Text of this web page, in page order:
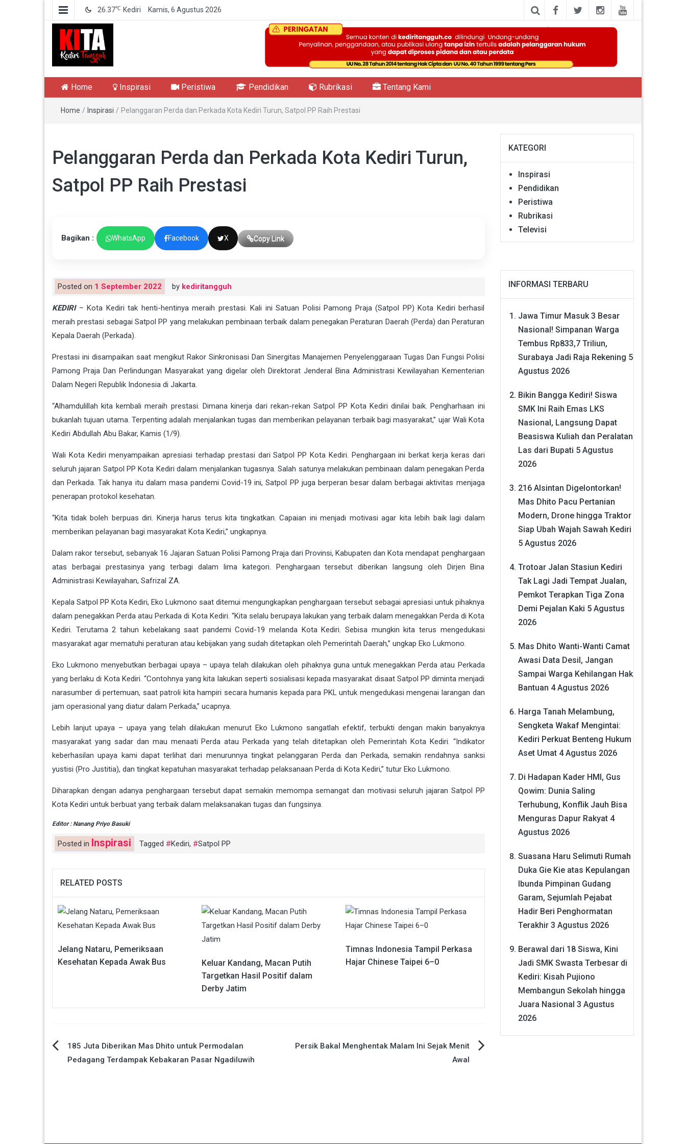
26.37℃ Kediri Kamis, 6 Agustus 2026
Kediri Tangguh
Home Inspirasi Peristiwa Pendidikan Rubrikasi Tentang Kami
Home / Inspirasi / Pelanggaran Perda dan Perkada Kota Kediri Turun, Satpol PP Raih Prestasi
Pelanggaran Perda dan Perkada Kota Kediri Turun,
Satpol PP Raih Prestasi
Bagikan : WhatsApp Facebook X Copy Link
Posted on 1 September 2022 by kediritangguh
KEDIRI– Kota Kediri tak henti-hentinya meraih prestasi. Kali ini Satuan Polisi Pamong Praja (Satpol PP) Kota Kediri berhasil
meraih prestasi sebagai Satpol PP yang melakukan pembinaan terbaik dalam penegakan Peraturan Daerah (Perda) dan Peraturan
Kepala Daerah (Perkada).
Prestasi ini disampaikan saat mengikut Rakor Sinkronisasi Dan Sinergitas Manajemen Penyelenggaraan Tugas Dan Fungsi Polisi
Pamong Praja Dan Perlindungan Masyarakat yang digelar oleh Direktorat Jenderal Bina Administrasi Kewilayahan Kementerian
Dalam Negeri Republik Indonesia di Jakarta.
“Alhamdulillah kita kembali meraih prestasi. Dimana kinerja dari rekan-rekan Satpol PP Kota Kediri dinilai baik. Pengharhaan ini
bukanlah tujuan utama. Terpenting adalah menjalankan tugas dan memberikan pelayanan terbaik bagi masyarakat,” ujar Wali Kota
Kediri Abdullah Abu Bakar, Kamis (1/9).
Wali Kota Kediri menyampaikan apresiasi terhadap prestasi dari Satpol PP Kota Kediri. Penghargaan ini berkat kerja keras dari
seluruh jajaran Satpol PP Kota Kediri dalam menjalankan tugasnya. Salah satunya melakukan pembinaan dalam penegakan Perda
dan Perkada. Tak hanya itu dalam masa pandemi Covid-19 ini, Satpol PP juga berperan besar dalam berbagai aktivitas menjaga
penerapan protokol kesehatan.
“Kita tidak boleh berpuas diri. Kinerja harus terus kita tingkatkan. Capaian ini menjadi motivasi agar kita lebih baik lagi dalam
memberikan pelayanan bagi masyarakat Kota Kediri,” ungkapnya.
Dalam rakor tersebut, sebanyak 16 Jajaran Satuan Polisi Pamong Praja dari Provinsi, Kabupaten dan Kota mendapat penghargaan
atas berbagai prestasinya yang terbagi dalam lima kategori. Penghargaan tersebut diberikan langsung oleh Dirjen Bina
Administrasi Kewilayahan, Safrizal ZA.
Kepala Satpol PP Kota Kediri, Eko Lukmono saat ditemui mengungkapkan penghargaan tersebut sebagai apresiasi untuk pihaknya
dalam penegakkan Perda atau Perkada di Kota Kediri. “Kita selalu berupaya lakukan yang terbaik dalam menegakkan Perda di Kota
Kediri. Terutama 2 tahun kebelakang saat pandemi Covid-19 melanda Kota Kediri. Sebisa mungkin kita terus mengedukasi
masyarakat agar mematuhi peraturan atau kebijakan yang sudah ditetapkan oleh Pemerintah Daerah,” ungkap Eko Lukmono.
Eko Lukmono menyebutkan berbagai upaya – upaya telah dilakukan oleh pihaknya guna untuk menegakkan Perda atau Perkada
yang berlaku di Kota Kediri. “Contohnya yang kita lakukan seperti sosialisasi kepada masyarakat disaat Satpol PP diminta menjadi
narasumber di pertemuan, saat patroli kita hampiri secara humanis kepada para PKL untuk mengedukasi mengenai larangan dan
jam operasional yang diatur dalam Perkada,” ucapnya.
Lebih lanjut upaya – upaya yang telah dilakukan menurut Eko Lukmono sangatlah efektif, terbukti dengan makin banyaknya
masyarakat yang sadar dan mau menaati Perda atau Perkada yang telah ditetapkan oleh Pemerintah Kota Kediri. “Indikator
keberhasilan upaya kami dapat terlihat dari menurunnya tingkat pelanggaran Perda dan Perkada, semakin rendahnya sanksi
yustisi (Pro Justitia), dan tingkat kepatuhan masyarakat terhadap pelaksanaan Perda di Kota Kediri,” tutur Eko Lukmono.
Diharapkan dengan adanya penghargaan tersebut dapat semakin memompa semangat dan motivasi seluruh jajaran Satpol PP
Kota Kediri untuk berbuat yang terbaik dalam melaksanakan tugas dan fungsinya.
Editor : Nanang Priyo Basuki
Posted in Inspirasi Tagged Kediri, Satpol PP
RELATED POSTS
Jelang Nataru, Pemeriksaan
Kesehatan Kepada Awak Bus
Keluar Kandang, Macan Putih
Targetkan Hasil Positif dalam
Derby Jatim
Timnas Indonesia Tampil Perkasa
Hajar Chinese Taipei 6–0
Navigasi
185 Juta Diberikan Mas Dhito untuk Permodalan
Pedagang Terdampak Kebakaran Pasar Ngadiluwih
Persik Bakal Menghentak Malam Ini Sejak Menit
Awal
KATEGORI
Inspirasi
Pendidikan
Peristiwa
Rubrikasi
Televisi
INFORMASI TERBARU
Jawa Timur Masuk 3 Besar
Nasional! Simpanan Warga
Tembus Rp833,7 Triliun,
Surabaya Jadi Raja Rekening 5
Agustus 2026
Bikin Bangga Kediri! Siswa
SMK Ini Raih Emas LKS
Nasional, Langsung Dapat
Beasiswa Kuliah dan Peralatan
Las dari Bupati 5 Agustus
2026
216 Alsintan Digelontorkan!
Mas Dhito Pacu Pertanian
Modern, Drone hingga Traktor
Siap Ubah Wajah Sawah Kediri
5 Agustus 2026
Trotoar Jalan Stasiun Kediri
Tak Lagi Jadi Tempat Jualan,
Pemkot Terapkan Tiga Zona
Demi Pejalan Kaki 5 Agustus
2026
Mas Dhito Wanti-Wanti Camat
Awasi Data Desil, Jangan
Sampai Warga Kehilangan Hak
Bantuan 4 Agustus 2026
Harga Tanah Melambung,
Sengketa Wakaf Mengintai:
Kediri Perkuat Benteng Hukum
Aset Umat 4 Agustus 2026
Di Hadapan Kader HMI, Gus
Qowim: Dunia Saling
Terhubung, Konflik Jauh Bisa
Menguras Dapur Rakyat 4
Agustus 2026
Suasana Haru Selimuti Rumah
Duka Gie Kie atas Kepulangan
Ibunda Pimpinan Gudang
Garam, Sejumlah Pejabat
Hadir Beri Penghormatan
Terakhir 3 Agustus 2026
Berawal dari 18 Siswa, Kini
Jadi SMK Swasta Terbesar di
Kediri: Kisah Pujiono
Membangun Sekolah hingga
Juara Nasional 3 Agustus
2026